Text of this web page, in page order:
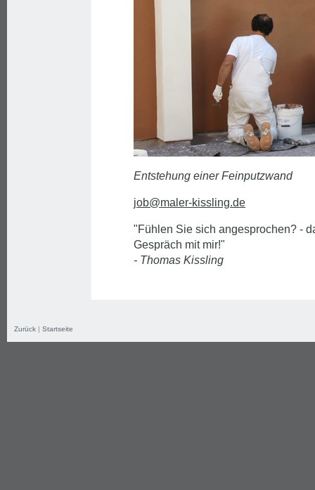
Entstehung einer Feinputzwand
job@maler-kissling.de
"Fühlen Sie sich angesprochen? -
Gespräch mit mir!"
- Thomas Kissling
Zurück | Startseite